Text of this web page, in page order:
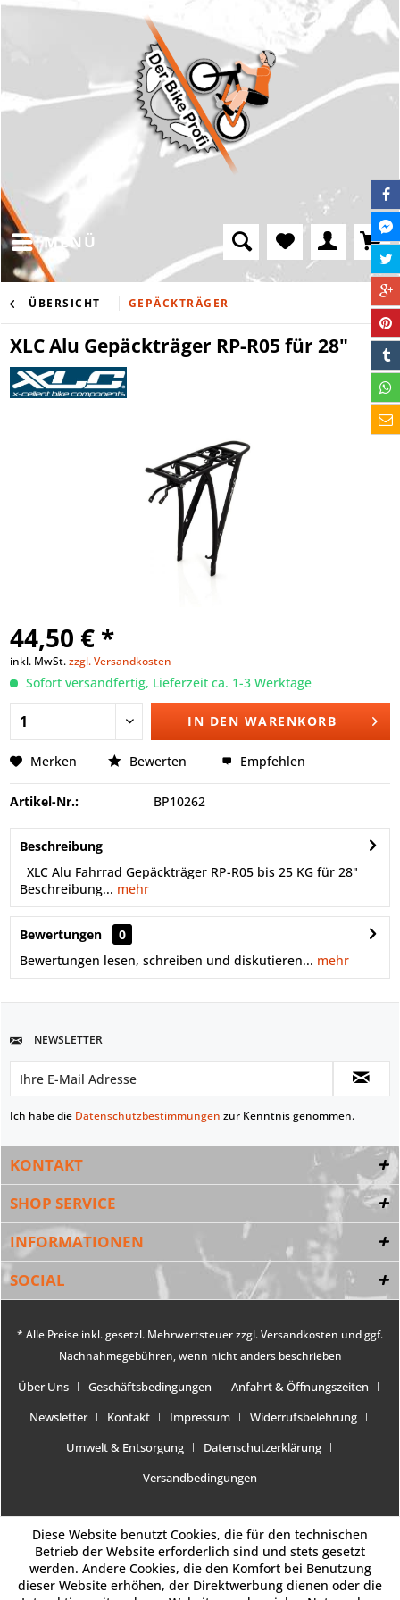
MENÜ
ÜBERSICHT GEPÄCKTRÄGER
XLC Alu Gepäckträger RP-R05 für 28"
44,50 € *
inkl. MwSt.zzgl. Versandkosten
Sofort versandfertig, Lieferzeit ca. 1-3 Werktage
IN DEN WARENKORB
Merken Bewerten Empfehlen
Artikel-Nr.: BP10262
Beschreibung
XLC Alu Fahrrad Gepäckträger RP-R05 bis 25 KG für 28"
Beschreibung... mehr
Bewertungen
0
Bewertungen lesen, schreiben und diskutieren... mehr
NEWSLETTER
Ich habe die Datenschutzbestimmungen zur Kenntnis genommen.
KONTAKT
SHOP SERVICE
INFORMATIONEN
SOCIAL
* Alle Preise inkl. gesetzl. Mehrwertsteuer zzgl.Versandkosten und ggf.
Nachnahmegebühren, wenn nicht anders beschrieben
Über Uns Geschäftsbedingungen
Anfahrt & Öffnungszeiten
Newsletter
Kontakt Impressum
Widerrufsbelehrung
Umwelt & Entsorgung
Datenschutzerklärung
Versandbedingungen
Diese Website benutzt Cookies, die für den technischen
Betrieb der Website erforderlich sind und stets gesetzt
werden. Andere Cookies, die den Komfort bei Benutzung
dieser Website erhöhen, der Direktwerbung dienen oder die